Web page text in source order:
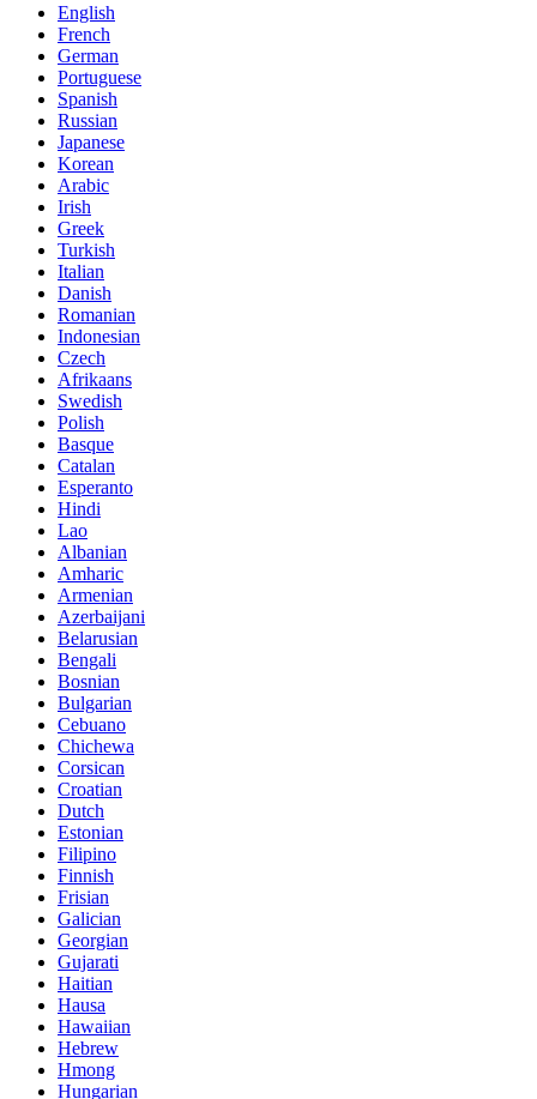
English
French
German
Portuguese
Spanish
Russian
Japanese
Korean
Arabic
Irish
Greek
Turkish
Italian
Danish
Romanian
Indonesian
Czech
Afrikaans
Swedish
Polish
Basque
Catalan
Esperanto
Hindi
Lao
Albanian
Amharic
Armenian
Azerbaijani
Belarusian
Bengali
Bosnian
Bulgarian
Cebuano
Chichewa
Corsican
Croatian
Dutch
Estonian
Filipino
Finnish
Frisian
Galician
Georgian
Gujarati
Haitian
Hausa
Hawaiian
Hebrew
Hmong
Hungarian